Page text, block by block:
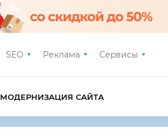
SEO Реклама Сервисы
МОДЕРНИЗАЦИЯ САЙТА